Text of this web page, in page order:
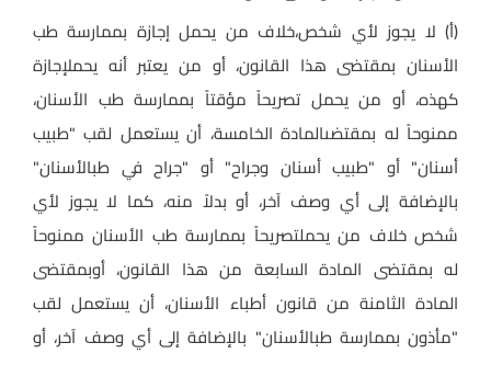
(أ) لا يجوز لأي شخص،خلاف من يحمل إجازة بممارسة طب
الأسنان بمقتضى هذا القانون، أو من يعتبر أنه يحملإجازة
كهذه، أو من يحمل تصريحاً مؤقتاً بممارسة طب الأسنان،
ممنوحاً له بمقتضىالمادة الخامسة، أن يستعمل لقب "طبيب
أسنان" أو "طبيب أسنان وجراح" أو "جراح في طبالأسنان"
بالإضافة إلى أي وصف آخر، أو بدلاً منه، كما لا يجوز لأي
شخص خلاف من يحملتصريحاً بممارسة طب الأسنان ممنوحاً
له بمقتضى المادة السابعة من هذا القانون، أوبمقتضى
المادة الثامنة من قانون أطباء الأسنان، أن يستعمل لقب
"مأذون بممارسة طبالأسنان" بالإضافة إلى أي وصف آخر، أو